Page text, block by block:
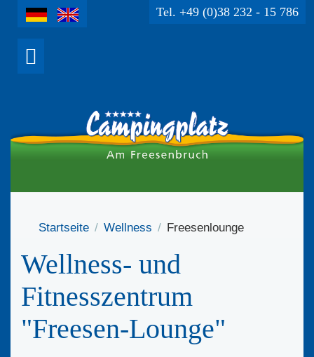
Tel. +49 (0)38 232 - 15 786
Startseite Wellness Freesenlounge
Wellness- und
Fitnesszentrum
"Freesen-Lounge"